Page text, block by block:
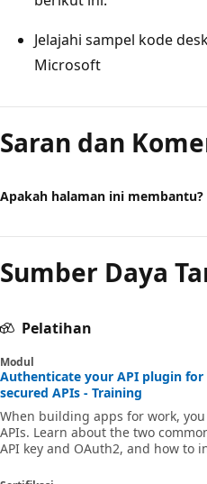
Jelajahi sampel kode
Microsoft
Saran dan
Apakah halaman ini membantu?
Sumber Daya
Pelatihan
Modul
Authenticate your API plugin
secured APIs - Training
When building apps for work,
APIs. Learn about the two
API key and OAuth2, and how to